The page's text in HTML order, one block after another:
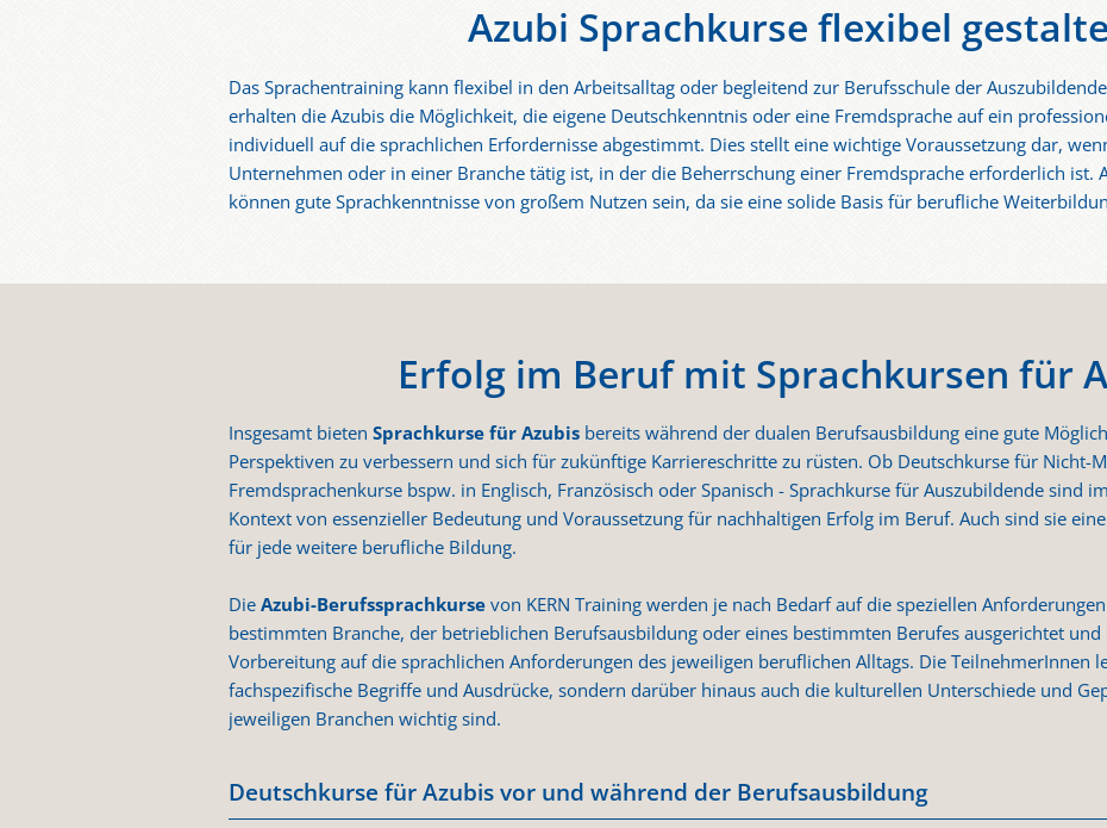
Azubi Sprachkurse flexibel
Das Sprachentraining kann flexibel in den Arbeitsalltag oder begleitend zur Berufsschule der
erhalten die Azubis die Möglichkeit, die eigene Deutschkenntnis oder eine Fremdsprache auf ein
individuell auf die sprachlichen Erfordernisse abgestimmt. Dies stellt eine wichtige Voraussetzung dar,
Unternehmen oder in einer Branche tätig ist, in der die Beherrschung einer Fremdsprache erforderlich ist.
können gute Sprachkenntnisse von großem Nutzen sein, da sie eine solide Basis für berufliche
Erfolg im Beruf mit Sprachkursen für
Insgesamt bieten Sprachkurse für Azubis bereits während der dualen Berufsausbildung eine gute
Perspektiven zu verbessern und sich für zukünftige Karriereschritte zu rüsten. Ob Deutschkurse für Nicht-
Fremdsprachenkurse bspw. in Englisch, Französisch oder Spanisch - Sprachkurse für Auszubildende sind
Kontext von essenzieller Bedeutung und Voraussetzung für nachhaltigen Erfolg im Beruf. Auch sind sie
für jede weitere berufliche Bildung.
DieAzubi-Berufssprachkursevon KERN Training werden je nach Bedarf auf die speziellen
bestimmten Branche, der betrieblichen Berufsausbildung oder eines bestimmten Berufes ausgerichtet
Vorbereitung auf die sprachlichen Anforderungen des jeweiligen beruflichen Alltags. Die TeilnehmerInnen
fachspezifische Begriffe und Ausdrücke, sondern darüber hinaus auch die kulturellen Unterschiede und
jeweiligen Branchen wichtig sind.
Deutschkurse für Azubis vor und während der Berufsausbildung